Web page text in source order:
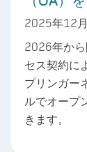
2025年12
2026年から
セス契約に
プリンガー
ルでオープ
きます。